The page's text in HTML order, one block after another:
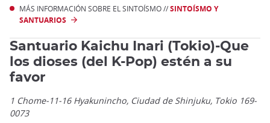
MÁS INFORMACIÓN SOBRE EL SINTOÍSMO //SINTOÍSMO Y
SANTUARIOS
Santuario Kaichu Inari (Tokio)-Que
los dioses (del K-Pop) estén a su
favor
1 Chome-11-16 Hyakunincho, Ciudad de Shinjuku, Tokio 169-
0073